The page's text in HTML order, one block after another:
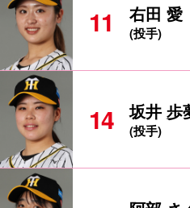
2026/06/15
侍ジャパン女子日
11 右田 愛
(投手)
14 坂井 歩
(投手)